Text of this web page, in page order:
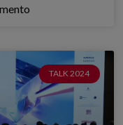
TALK 2024